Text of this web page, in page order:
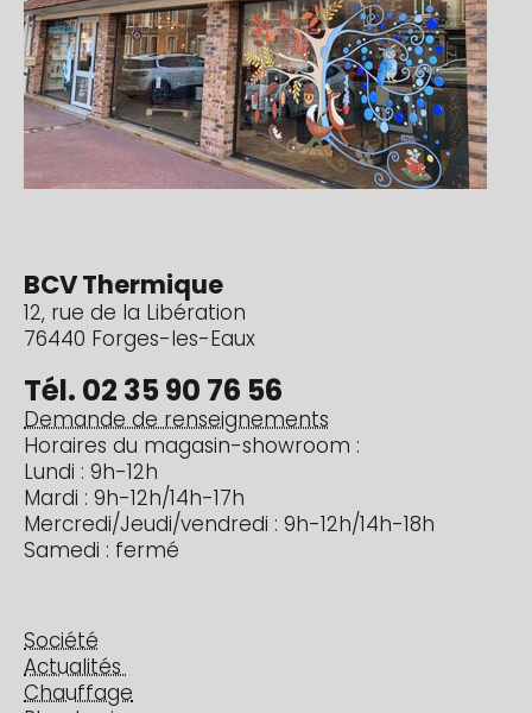
BCV Thermique
12, rue de la Libération
76440 Forges-les-Eaux
Tél. 02 35 90 76 56
Demande de renseignements
Horaires du magasin-showroom :
Lundi : 9h-12h
Mardi : 9h-12h/14h-17h
Mercredi/Jeudi/vendredi : 9h-12h/14h-18h
Samedi : fermé
Société
Actualités
Chauffage